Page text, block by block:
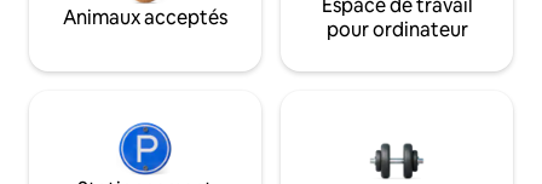
Animaux acceptés
Espace de travail
pour ordinateur